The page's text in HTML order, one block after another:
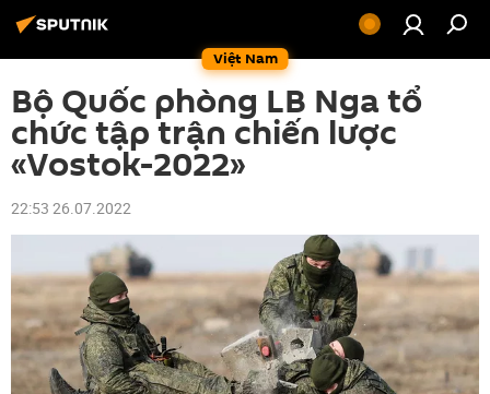
Việt Nam
Bộ Quốc phòng LB Nga tổ
chức tập trận chiến lược
«Vostok-2022»
22:53 26.07.2022